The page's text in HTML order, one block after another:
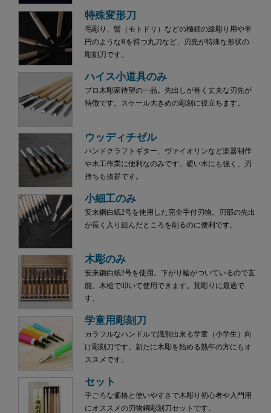
特殊変形刀
毛彫り、髻（モトドリ）などの極細の線彫り用や半
円のようなRを持つ丸刀など、刃先が特殊な形状の
彫刻刀です。
ハイス小道具のみ
プロ木彫家待望の一品。先出しが長く丈夫な刃先が
特徴です。スケール大きめの彫刻に役立ちます。
ウッディチゼル
ハンドクラフトギター、ヴァイオリンなど楽器制作
や木工作業に便利なのみです。硬い木にも強く、刃
持ちも抜群です。
小細工のみ
安来鋼白紙2号を使用した完全手付刃物。刃部の先出
が長く入り組んだところを削るのに便利です。
木彫のみ
安来鋼白紙2号を使用。下がり輪がついているので玄
能、木槌で叩いて使用できます。荒彫りに最適で
す。
学童用彫刻刀
カラフルなハンドルで識別出来る学童（小学生）向
け彫刻刀です。新たに木彫を始める熟年の方にもオ
ススメです。
セット
手ごろな価格と使いやすさで木彫り初心者や入門用
にオススメの刃物鋼彫刻刀セットです。